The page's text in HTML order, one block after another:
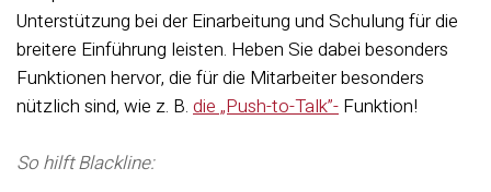
Unterstützung bei der Einarbeitung und Schulung für die
breitere Einführung leisten. Heben Sie dabei besonders
Funktionen hervor, die für die Mitarbeiter besonders
nützlich sind, wie z. B. die „Push-to-Talk”- Funktion!
So hilft Blackline: